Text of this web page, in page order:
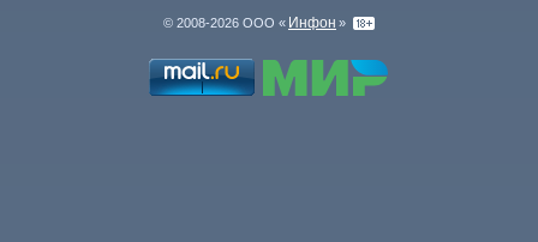
© 2008-2026 ООО « Инфон »